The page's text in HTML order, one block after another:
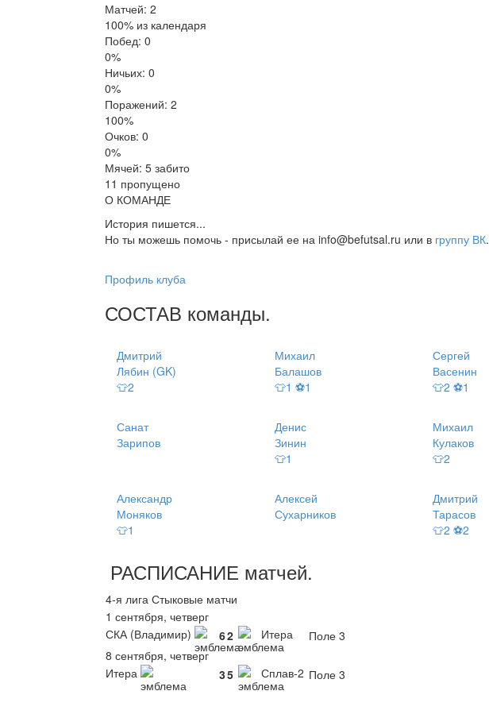
Матчей: 2
100% из календаря
Побед: 0
0%
Ничьих: 0
0%
Поражений: 2
100%
Очков: 0
0%
Мячей: 5 забито
11 пропущено
О КОМАНДЕ
История пишется...
Но ты можешь помочь - присылай ее на info@befutsal.ru или в группу ВК.
Профиль клуба
СОСТАВ команды.
Дмитрий
Лябин (GK)
👕2
Михаил
Балашов
👕1 ⚽1
Сергей
Васенин
👕2 ⚽1
Санат
Зарипов
Денис
Зинин
👕1
Михаил
Кулаков
👕2
Александр
Моняков
👕1
Алексей
Сухарников
Дмитрий
Тарасов
👕2 ⚽2
РАСПИСАНИЕ матчей.
4-я лига Стыковые матчи
1 сентября, четверг
СКА (Владимир)
62 Итера
Поле 3
8 сентября, четверг
Итера
35 Сплав-2 Поле 3